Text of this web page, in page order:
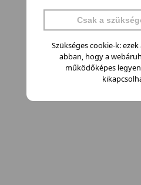
Csak a
Szükséges cookie-k:
abban, hogy a
működőképes